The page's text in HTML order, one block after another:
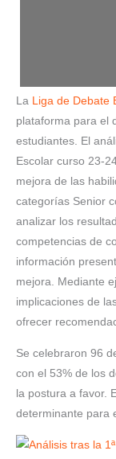
La Liga de Debate
plataforma para el
estudiantes. El
Escolar curso 23-
mejora de las
categorías Senior
analizar los
competencias de
información
mejora. Mediante
implicaciones de
ofrecer
Se celebraron 96
con el 53% de los
la postura a favor.
determinante para